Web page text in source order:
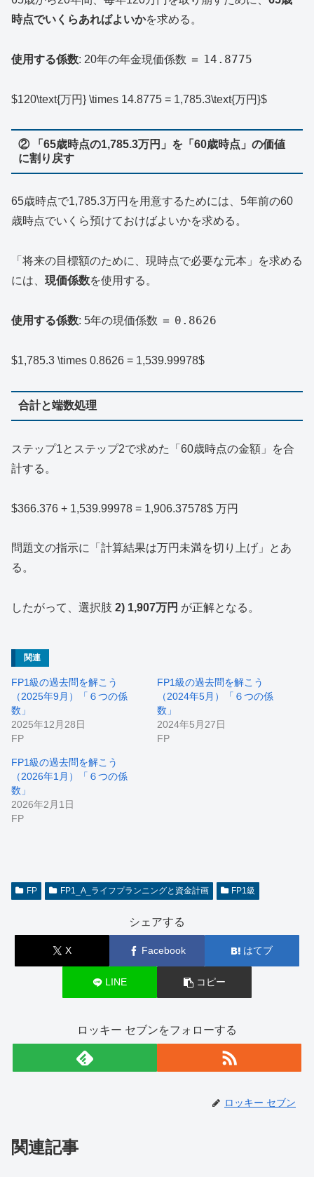
時点でいくらあればよいかを求める。
使用する係数: 20年の年金現価係数 ＝ 14.8775
$120\text{万円} \times 14.8775 = 1,785.3\text{万円}$
② 「65歳時点の1,785.3万円」を「60歳時点」の価値
に割り戻す
65歳時点で1,785.3万円を用意するためには、5年前の60
歳時点でいくら預けておけばよいかを求める。
「将来の目標額のために、現時点で必要な元本」を求める
には、 現価係数を使用する。
使用する係数: 5年の現価係数 ＝ 0.8626
$1,785.3 \times 0.8626 = 1,539.99978$
合計と端数処理
ステップ1とステップ2で求めた「60歳時点の金額」を合
計する。
$366.376 + 1,539.99978 = 1,906.37578$ 万円
問題文の指示に「計算結果は万円未満を切り上げ」とあ
る。
したがって、選択肢 2) 1,907万円 が正解となる。
関連
FP1級の過去問を解こう
（2025年9月）「６つの係
数」
2025年12月28日
FP
FP1級の過去問を解こう
（2024年5月）「６つの係
数」
2024年5月27日
FP
FP1級の過去問を解こう
（2026年1月）「６つの係
数」
2026年2月1日
FP
FP FP1_A_ライフプランニングと資金計画 FP1級
シェアする
X Facebook はてブ
LINE コピー
ロッキー セブンをフォローする
ロッキー セブン
関連記事